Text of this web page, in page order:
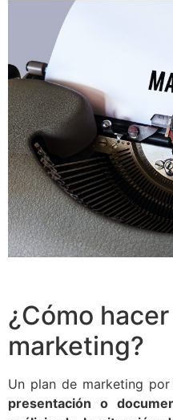
¿Cómo
marketing?
Un plan de marketing
presentación o